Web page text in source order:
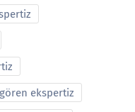
ekspertiz